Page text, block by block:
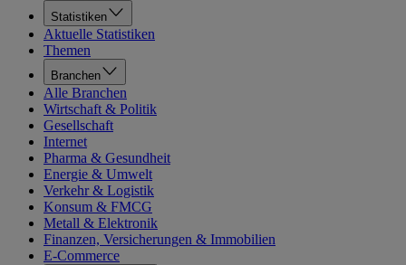
Statistiken
Aktuelle Statistiken
Themen
Branchen
Alle Branchen
Wirtschaft & Politik
Gesellschaft
Internet
Pharma & Gesundheit
Energie & Umwelt
Verkehr & Logistik
Konsum & FMCG
Metall & Elektronik
Finanzen, Versicherungen & Immobilien
E-Commerce